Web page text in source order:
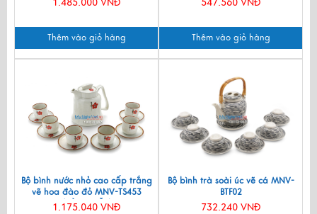
Thêm vào giỏ hàng Thêm vào giỏ hàng
Bộ bình nước nhỏ cao cấp trắng
vẽ hoa đào đỏ MNV-TS453
(HÀNG ĐẶT)
1.175.040 VNĐ
Bộ bình trà soài úc vẽ cá MNV-
BTF02
732.240 VNĐ